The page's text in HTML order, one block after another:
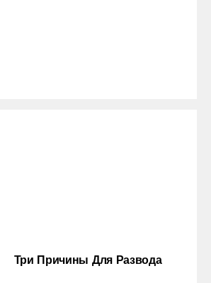
Три Причины Для Развода